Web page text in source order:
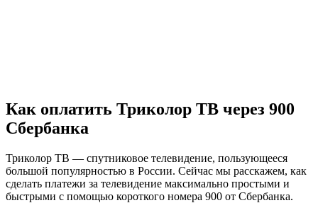
Как оплатить Триколор ТВ через 900
Сбербанка
Триколор ТВ — спутниковое телевидение, пользующееся
большой популярностью в России. Сейчас мы расскажем, как
сделать платежи за телевидение максимально простыми и
быстрыми с помощью короткого номера 900 от Сбербанка.